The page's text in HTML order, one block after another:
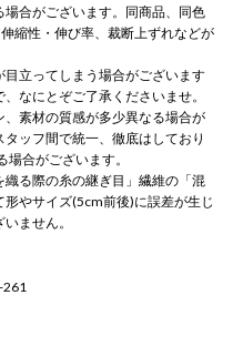
場合がございます。同商品、同色
縮性・伸び率、裁断上ずれなどが
立ってしまう場合がございます
なにとぞご了承くださいませ。
、素材の質感が多少異なる場合が
ッフ間で統一、徹底はしており
合がございます。
る際の糸の継ぎ目」繊維の「混
やサイズ(5cm前後)に誤差が生じ
ません。
261